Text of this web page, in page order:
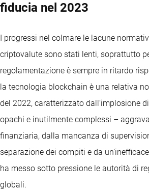
fiducia nel 2023
I progressi nel colmare le lacune
criptovalute sono stati lenti, soprattutto
regolamentazione è sempre in ritardo
la tecnologia blockchain è una relativa
del 2022, caratterizzato dall’implosione
opachi e inutilmente complessi –
finanziaria, dalla mancanza di
separazione dei compiti e da
ha messo sotto pressione le autorità di
globali.